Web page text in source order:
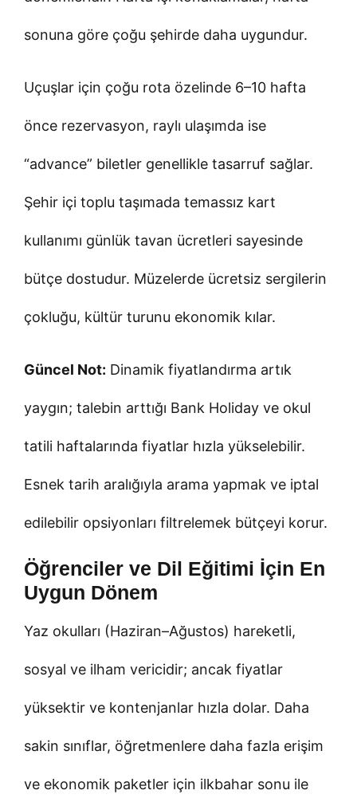
sonuna göre çoğu şehirde daha uygundur.
Uçuşlar için çoğu rota özelinde 6–10 hafta
önce rezervasyon, raylı ulaşımda ise
“advance” biletler genellikle tasarruf sağlar.
Şehir içi toplu taşımada temassız kart
kullanımı günlük tavan ücretleri sayesinde
bütçe dostudur. Müzelerde ücretsiz sergilerin
çokluğu, kültür turunu ekonomik kılar.
Güncel Not: Dinamik fiyatlandırma artık
yaygın; talebin arttığı Bank Holiday ve okul
tatili haftalarında fiyatlar hızla yükselebilir.
Esnek tarih aralığıyla arama yapmak ve iptal
edilebilir opsiyonları filtrelemek bütçeyi korur.
Öğrenciler ve Dil Eğitimi İçin En
Uygun Dönem
Yaz okulları (Haziran–Ağustos) hareketli,
sosyal ve ilham vericidir; ancak fiyatlar
yüksektir ve kontenjanlar hızla dolar. Daha
sakin sınıflar, öğretmenlere daha fazla erişim
ve ekonomik paketler için ilkbahar sonu ile